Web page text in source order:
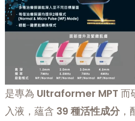
是專為 Ultraformer MPT 而
入液，蘊含 39 種活性成分，